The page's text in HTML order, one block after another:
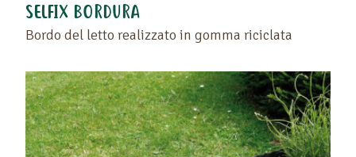
SELFIX BORDURA
Bordo del letto realizzato in gomma riciclata